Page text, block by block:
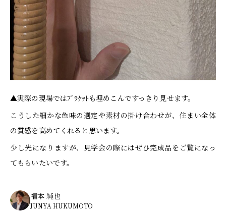
▲実際の現場ではﾌﾞﾗｹｯﾄも埋めこんですっきり見せます。
こうした細かな色味の選定や素材の掛け合わせが、住まい全体
の質感を高めてくれると思います。
少し先になりますが、見学会の際にはぜひ完成品をご覧になっ
てもらいたいです。
福本 純也
JUNYA HUKUMOTO